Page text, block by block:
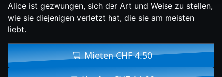
Alice ist gezwungen, sich der Art und Weise zu stellen,
wie sie diejenigen verletzt hat, die sie am meisten
liebt.
Mieten CHF 4.50